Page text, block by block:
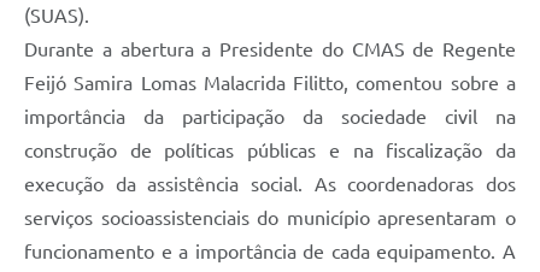
(SUAS).
Durante a abertura a Presidente do CMAS de Regente
Feijó Samira Lomas Malacrida Filitto, comentou sobre a
importância da participação da sociedade civil na
construção de políticas públicas e na fiscalização da
execução da assistência social. As coordenadoras dos
serviços socioassistenciais do município apresentaram o
funcionamento e a importância de cada equipamento. A